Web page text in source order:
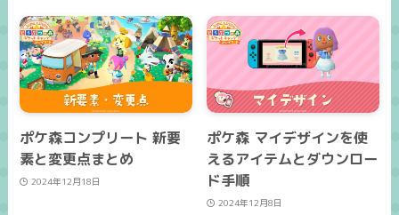
ポケ森コンプリート 新要
素と変更点まとめ
2024年12月18日
ポケ森 マイデザインを使
えるアイテムとダウンロー
ド手順
2024年12月8日